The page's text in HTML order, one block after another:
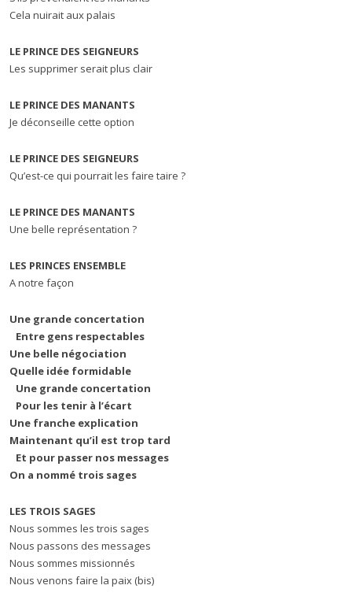
Cela nuirait aux palais
LE PRINCE DES SEIGNEURS
Les supprimer serait plus clair
LE PRINCE DES MANANTS
Je déconseille cette option
LE PRINCE DES SEIGNEURS
Qu’est-ce qui pourrait les faire taire ?
LE PRINCE DES MANANTS
Une belle représentation ?
LES PRINCES ENSEMBLE
A notre façon
Une grande concertation
Entre gens respectables
Une belle négociation
Quelle idée formidable
Une grande concertation
Pour les tenir à l’écart
Une franche explication
Maintenant qu’il est trop tard
Et pour passer nos messages
On a nommé trois sages
LES TROIS SAGES
Nous sommes les trois sages
Nous passons des messages
Nous sommes missionnés
Nous venons faire la paix (bis)